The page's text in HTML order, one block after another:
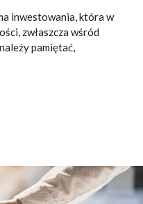
inwestowania, która w
zwłaszcza wśród
pamiętać,